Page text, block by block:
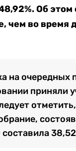
Об
чем во время
на очередных
приняли